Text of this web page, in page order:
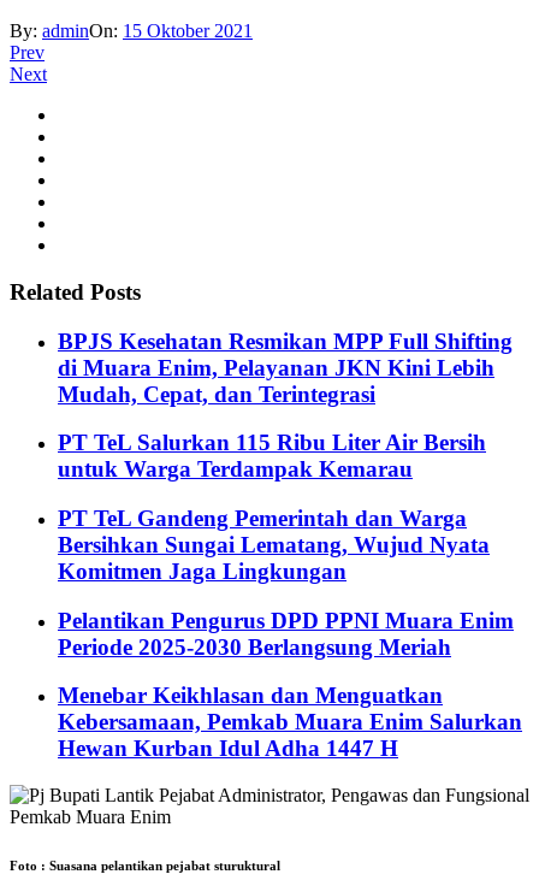
By: adminOn: 15 Oktober 2021
Prev
Next
Related Posts
BPJS Kesehatan Resmikan MPP Full Shifting
di Muara Enim, Pelayanan JKN Kini Lebih
Mudah, Cepat, dan Terintegrasi
PT TeL Salurkan 115 Ribu Liter Air Bersih
untuk Warga Terdampak Kemarau
PT TeL Gandeng Pemerintah dan Warga
Bersihkan Sungai Lematang, Wujud Nyata
Komitmen Jaga Lingkungan
Pelantikan Pengurus DPD PPNI Muara Enim
Periode 2025-2030 Berlangsung Meriah
Menebar Keikhlasan dan Menguatkan
Kebersamaan, Pemkab Muara Enim Salurkan
Hewan Kurban Idul Adha 1447 H
Foto : Suasana pelantikan pejabat sturuktural